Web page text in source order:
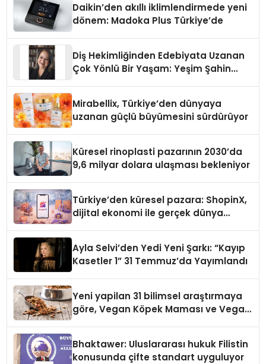
Daikin’den akıllı iklimlendirmede yeni
dönem: Madoka Plus Türkiye’de
Diş Hekimliğinden Edebiyata Uzanan
Çok Yönlü Bir Yaşam: Yeşim Şahin
Mirabellix, Türkiye’den dünyaya
uzanan güçlü büyümesini sürdürüyor
Küresel rinoplasti pazarının 2030’da
9,6 milyar dolara ulaşması bekleniyor
Türkiye’den küresel pazara: ShopinX,
dijital ekonomi ile gerçek dünya
Ayla Selvi’den Yedi Yeni Şarkı: “Kayıp
Kasetler 1” 31 Temmuz’da Yayımlandı
Yeni yapilan 31 bilimsel araştırmaya
göre, Vegan Köpek Maması ve Vegan
Bhaktawer: Uluslararası hukuk Filistin
konusunda çifte standart uyguluyor